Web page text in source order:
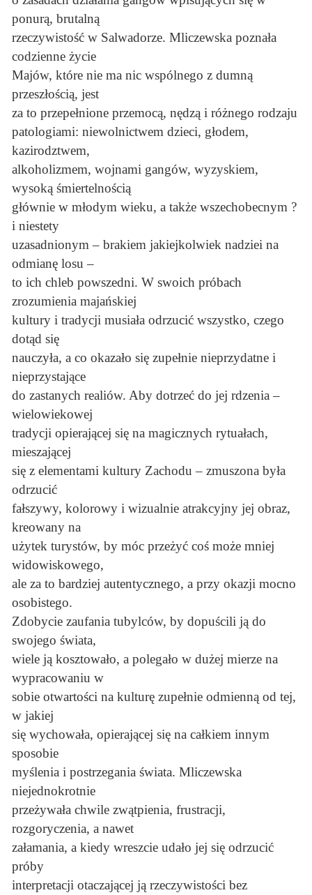
ponurą, brutalną
rzeczywistość w Salwadorze. Mliczewska poznała
codzienne życie
Majów, które nie ma nic wspólnego z dumną
przeszłością, jest
za to przepełnione przemocą, nędzą i różnego rodzaju
patologiami: niewolnictwem dzieci, głodem,
kazirodztwem,
alkoholizmem, wojnami gangów, wyzyskiem,
wysoką śmiertelnością
głównie w młodym wieku, a także wszechobecnym ?
i niestety
uzasadnionym – brakiem jakiejkolwiek nadziei na
odmianę losu –
to ich chleb powszedni. W swoich próbach
zrozumienia majańskiej
kultury i tradycji musiała odrzucić wszystko, czego
dotąd się
nauczyła, a co okazało się zupełnie nieprzydatne i
nieprzystające
do zastanych realiów. Aby dotrzeć do jej rdzenia –
wielowiekowej
tradycji opierającej się na magicznych rytuałach,
mieszającej
się z elementami kultury Zachodu – zmuszona była
odrzucić
fałszywy, kolorowy i wizualnie atrakcyjny jej obraz,
kreowany na
użytek turystów, by móc przeżyć coś może mniej
widowiskowego,
ale za to bardziej autentycznego, a przy okazji mocno
osobistego.
Zdobycie zaufania tubylców, by dopuścili ją do
swojego świata,
wiele ją kosztowało, a polegało w dużej mierze na
wypracowaniu w
sobie otwartości na kulturę zupełnie odmienną od tej,
w jakiej
się wychowała, opierającej się na całkiem innym
sposobie
myślenia i postrzegania świata. Mliczewska
niejednokrotnie
przeżywała chwile zwątpienia, frustracji,
rozgoryczenia, a nawet
załamania, a kiedy wreszcie udało jej się odrzucić
próby
interpretacji otaczającej ją rzeczywistości bez